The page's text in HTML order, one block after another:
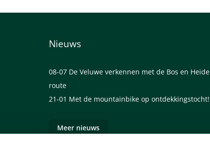
Nieuws
08-07 De Veluwe verkennen met de Bos en Heide
route
21-01 Met de mountainbike op ontdekkingstocht!
Meer nieuws